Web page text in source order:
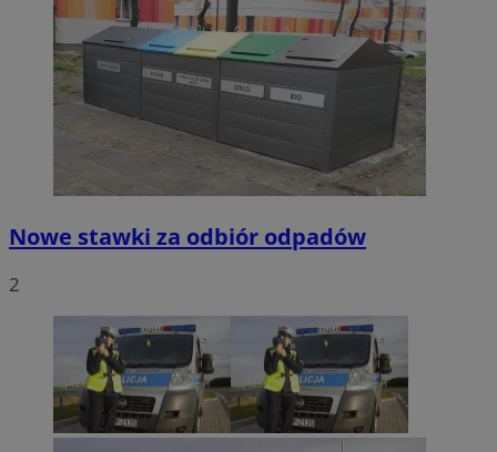
Nowe stawki za odbiór odpadów
2